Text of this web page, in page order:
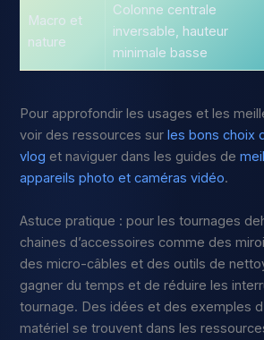
Macro et
nature
Colonne centrale
inversable, hauteur
minimale basse
Pour approfondir les usages et les
voir des ressources surles bons choix
vlog et naviguer dans les guides de
appareils photo et caméras vidéo.
Astuce pratique : pour les tournages
chaines d’accessoires comme des
des micro-câbles et des outils de
gagner du temps et de réduire les
tournage. Des idées et des exemples
matériel se trouvent dans les